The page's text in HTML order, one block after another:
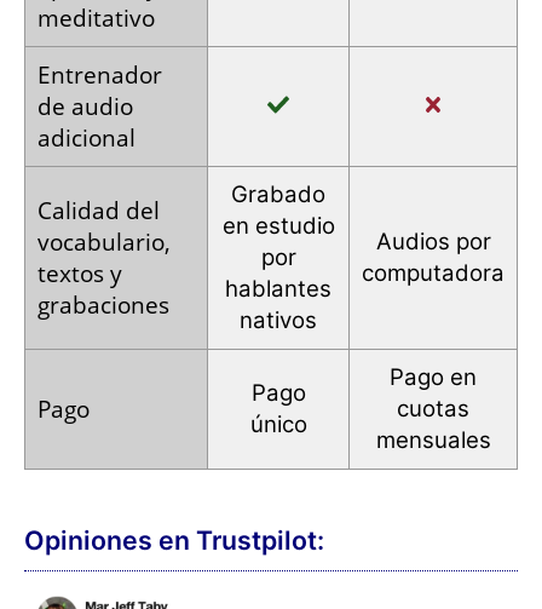
meditativo
Entrenador
de audio
adicional
Calidad del
vocabulario,
textos y
grabaciones
Grabado
en estudio
por
hablantes
nativos
Audios por
computadora
Pago
Pago
único
Pago en
cuotas
mensuales
Opiniones en Trustpilot: